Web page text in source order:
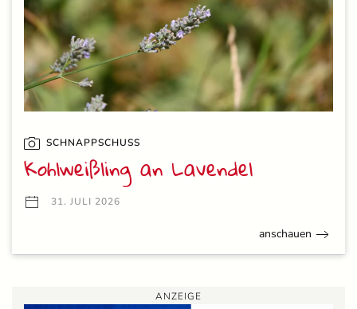
SCHNAPPSCHUSS
Kohlweißling an Lavendel
31. JULI 2026
anschauen
ANZEIGE